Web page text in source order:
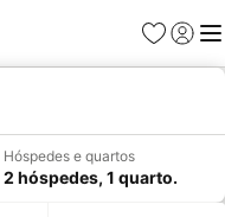
Favoritos
Iniciar
Hóspedes e quartos
2 hóspedes, 1 quarto.